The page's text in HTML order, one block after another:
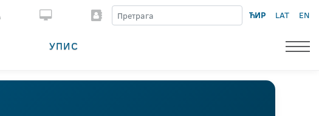
ЋИР LAT EN
УПИС